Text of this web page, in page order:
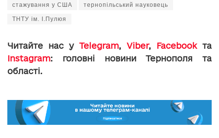
стажування у США тернопільський науковець
ТНТУ ім. І.Пулюя
Читайте нас у Telegram, Viber, Facebookта
Instagram: головні новини Тернополя та
області.